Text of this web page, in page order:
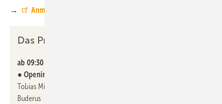
→ Anmeldung
Das Programm in der Übersicht:
ab 09:30 Uhr:
● Opening-Impulse
Tobias Mildenstein, Leiter der Vertriebsbereiche Nord und Ost,
Buderus